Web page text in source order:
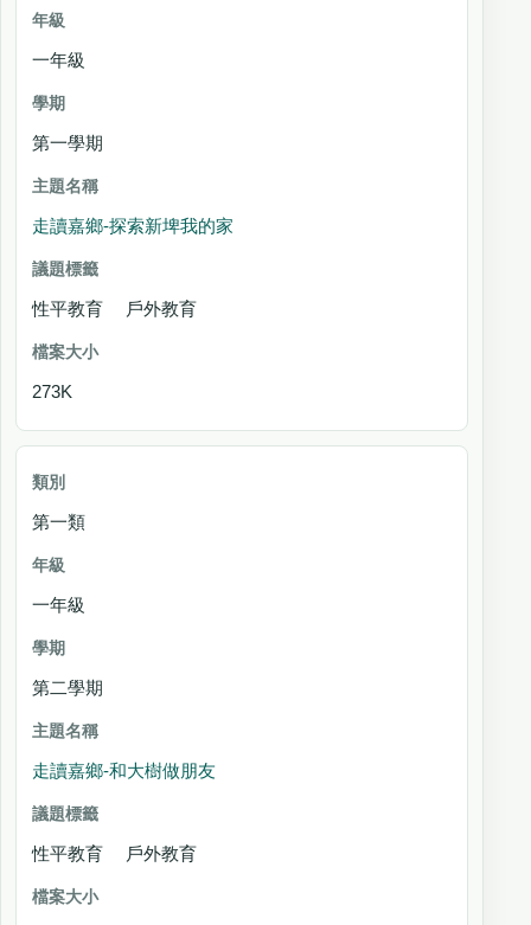
級
主題名稱
議
題
籤
一年級
第一學期
走讀嘉鄉-探索新埤我的家
性平教育 戶外教育
273K
第一類
一年級
第二學期
走讀嘉鄉-和大樹做朋友
性平教育 戶外教育